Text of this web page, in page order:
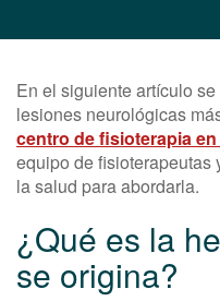
En el siguiente artículo
lesiones neurológicas
centro de fisioterapia
equipo de fisioterapeutas
la salud para abordarla.
¿Qué es la
se origina?